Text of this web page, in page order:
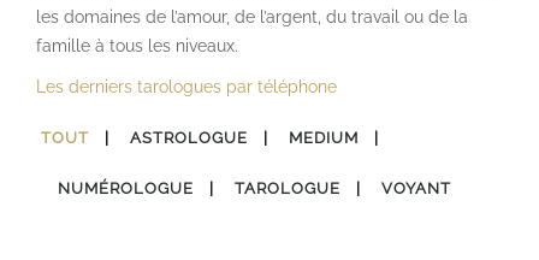
les domaines de l’amour, de l’argent, du travail ou de la
famille à tous les niveaux.
Les derniers tarologues par téléphone
TOUT ASTROLOGUE MEDIUM
NUMÉROLOGUE TAROLOGUE VOYANT